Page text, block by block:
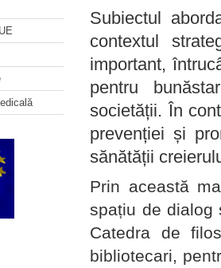
Subiectul
contextul
important,
pentru
societății. În
prevenției și
sănătății
Prin această
spațiu de dialog
Catedra de
bibliotecari,